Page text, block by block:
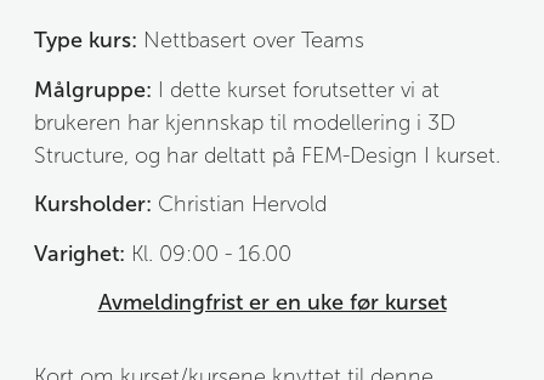
Type kurs: Nettbasert over Teams
Målgruppe: I dette kurset forutsetter vi at
brukeren har kjennskap til modellering i 3D
Structure, og har deltatt på FEM-Design I kurset.
Kursholder: Christian Hervold
Varighet: Kl. 09:00 - 16.00
Avmeldingfrist er en uke før kurset